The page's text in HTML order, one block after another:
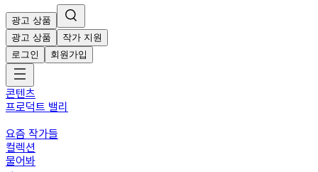
광고 상품
광고 상품
작가 지원
로그인
회원가입
콘텐츠
프로덕트 밸리
요즘 작가들
컬렉션
물어봐